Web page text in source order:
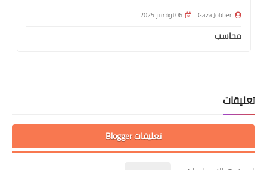
Gaza Jobber 06 نوفمبر 2025
محاسب
تعليقات
تعليقات Blogger